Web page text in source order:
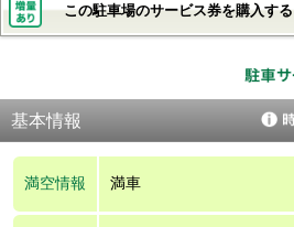
この駐車場のサービス券を購入する
基本情報
満空情報 満車